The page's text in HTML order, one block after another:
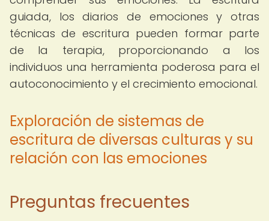
guiada, los diarios de emociones y otras
técnicas de escritura pueden formar parte
de la terapia, proporcionando a los
individuos una herramienta poderosa para el
autoconocimiento y el crecimiento emocional.
Exploración de sistemas de
escritura de diversas culturas y su
relación con las emociones
Preguntas frecuentes